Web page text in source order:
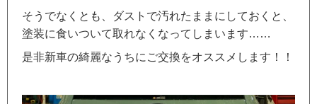
そうでなくとも、ダストで汚れたままにしておくと、
塗装に食いついて取れなくなってしまいます……
是非新車の綺麗なうちにご交換をオススメします！！